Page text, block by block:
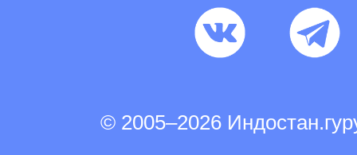
© 2005–2026